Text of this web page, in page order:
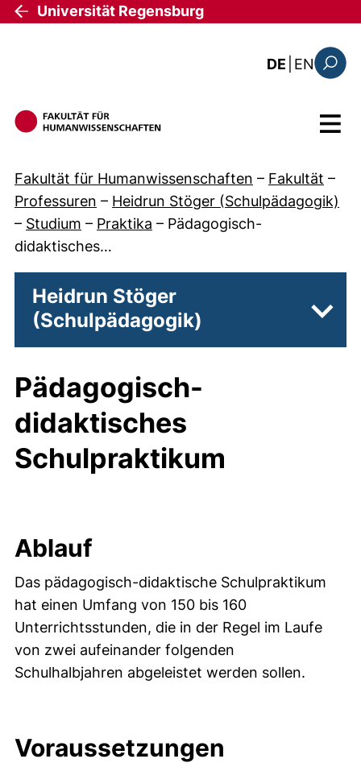
Direkt zum Inhalt
Universität Regensburg
DE EN: the
Menü
Fakultät für Humanwissenschaften – Fakultät –
Professuren – Heidrun Stöger (Schulpädagogik)
– Studium – Praktika – Pädagogisch-
didaktisches…
Heidrun Stöger
(Schulpädagogik)
Pädagogisch-
didaktisches
Schulpraktikum
Ablauf
Das pädagogisch-didaktische Schulpraktikum
hat einen Umfang von 150 bis 160
Unterrichtsstunden, die in der Regel im Laufe
von zwei aufeinander folgenden
Schulhalbjahren abgeleistet werden sollen.
Voraussetzungen